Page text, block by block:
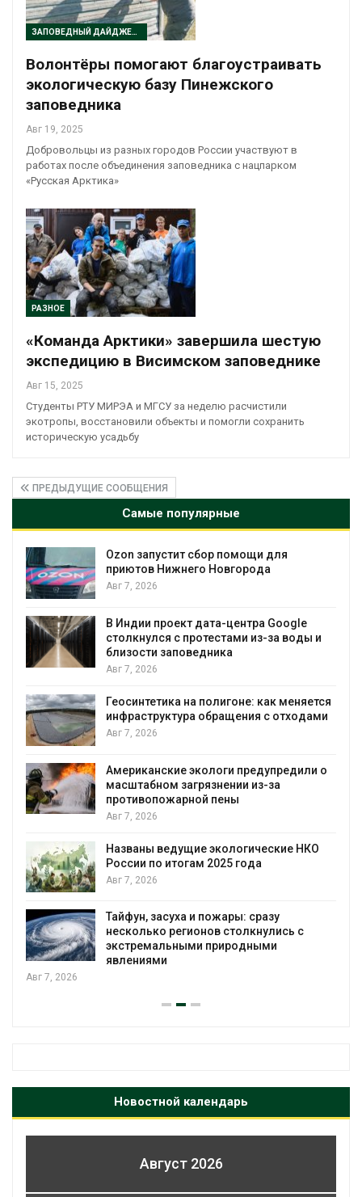
ЗАПОВЕДНЫЙ ДАЙДЖЕСТ
Волонтёры помогают благоустраивать
экологическую базу Пинежского
заповедника
Авг 19, 2025
Добровольцы из разных городов России участвуют в
работах после объединения заповедника с нацпарком
«Русская Арктика»
РАЗНОЕ
«Команда Арктики» завершила шестую
экспедицию в Висимском заповеднике
Авг 15, 2025
Студенты РТУ МИРЭА и МГСУ за неделю расчистили
экотропы, восстановили объекты и помогли сохранить
историческую усадьбу
ПРЕДЫДУЩИЕ СООБЩЕНИЯ
Самые популярные
Ozon запустит сбор помощи для
приютов Нижнего Новгорода
Авг 7, 2026
В Индии проект дата-центра Google
столкнулся с протестами из-за воды и
близости заповедника
Авг 7, 2026
Геосинтетика на полигоне: как меняется
инфраструктура обращения с отходами
Авг 7, 2026
Американские экологи предупредили о
масштабном загрязнении из-за
противопожарной пены
Авг 7, 2026
Названы ведущие экологические НКО
России по итогам 2025 года
Авг 7, 2026
Тайфун, засуха и пожары: сразу
несколько регионов столкнулись с
экстремальными природными
явлениями
Авг 7, 2026
Новостной календарь
Август 2026